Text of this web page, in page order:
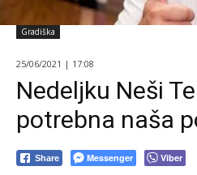
Gradiška
25/06/2021 | 17:08
Nedeljku Neši
potrebna naša
Share Messenger Viber